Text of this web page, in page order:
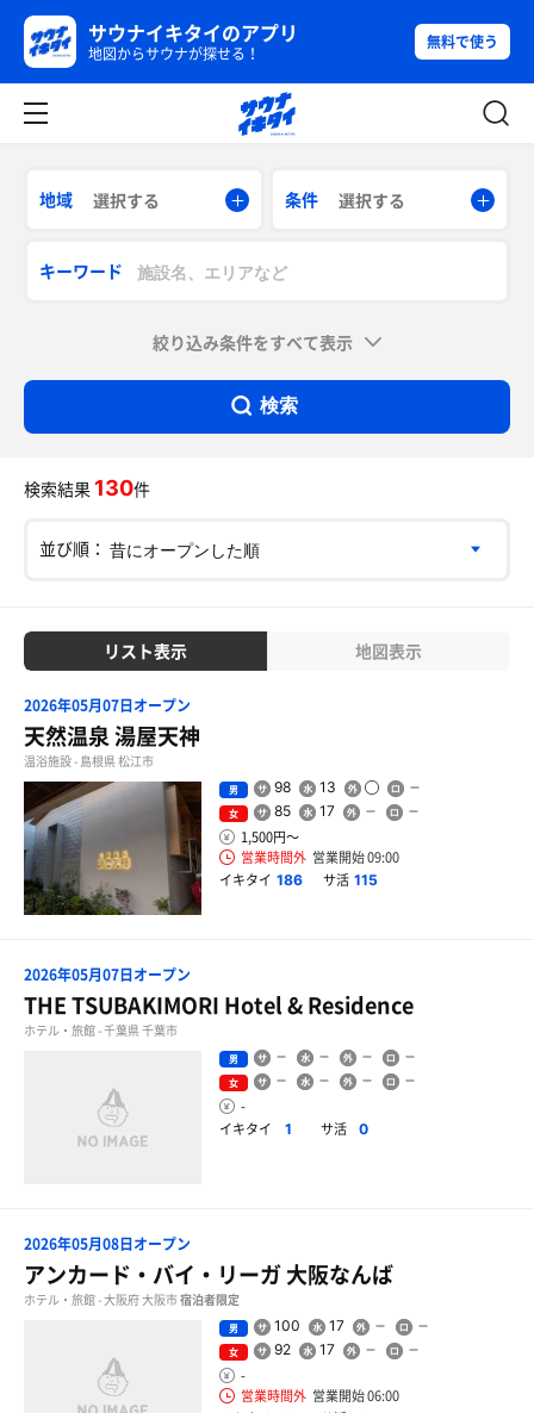
サウナイキタイのアプリ
地図からサウナが探せる！
無料で使う
地域 選択する 条件 選択する
キーワード
絞り込み条件をすべて表示
検索
検索結果 130件
並び順：
リスト表示 地図表示
2026年05月07日オープン
天然温泉 湯屋天神
温浴施設 - 島根県 松江市
男 98 13
女 85 17
1,500円〜
営業時間外 営業開始 09:00
イキタイ 186 サ活 115
2026年05月07日オープン
THE TSUBAKIMORI Hotel & Residence
ホテル・旅館 - 千葉県 千葉市
男
女
-
イキタイ
1 サ活 0
2026年05月08日オープン
アンカード・バイ・リーガ 大阪なんば
ホテル・旅館 - 大阪府 大阪市宿泊者限定
男 100 17
女 92 17
-
営業時間外 営業開始 06:00